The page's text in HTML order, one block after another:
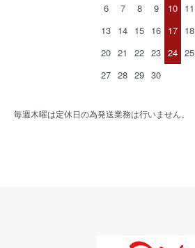
6
7 8 9 10 11
13 14 15 16 17 18
20 21 22 23 24 25
27 28 29 30
毎週木曜は定休日の為発送業務は行いません。